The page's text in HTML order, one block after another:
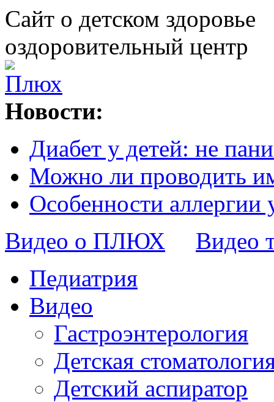
Сайт о детском здоровье
оздоровительный центр
Новости:
Диабет у детей: не
Можно ли проводить
Особенности аллергии
Видео о ПЛЮХ
Видео
Педиатрия
Видео
Гастроэнтерология
Детская
Детский аспиратор